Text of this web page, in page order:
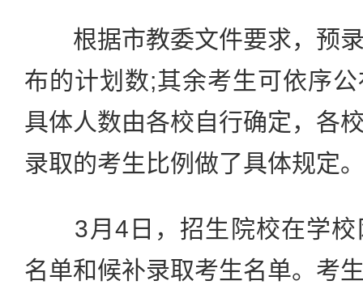
根据市教委文件要求，预录
布的计划数;其余考生可依序
具体人数由各校自行确定，各
录取的考生比例做了具体规定
3月4日，招生院校在学校
名单和候补录取考生名单。考